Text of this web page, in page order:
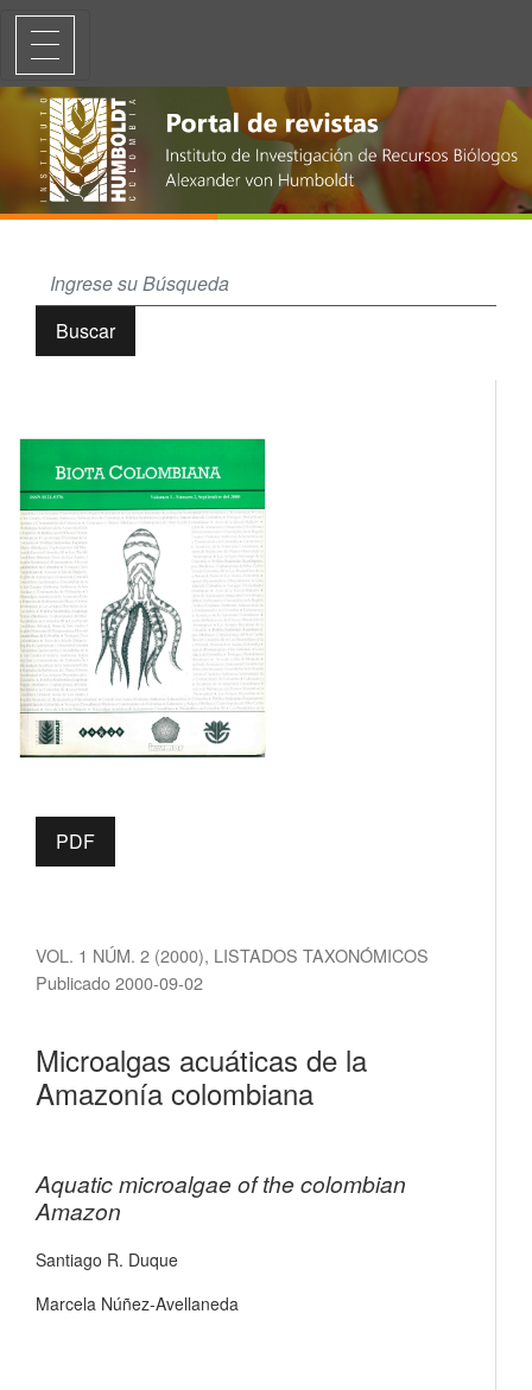
Microalgas acuáticas de la Amazonía colombiana
Buscar
VOL. 1 NÚM. 2 (2000), LISTADOS TAXONÓMICOS
Microalgas acuáticas de la
Amazonía colombiana
Aquatic microalgae of the colombian
Amazon
Publicado 2000-09-02
Santiago R. Duque
Marcela Núñez-Avellaneda
PDF